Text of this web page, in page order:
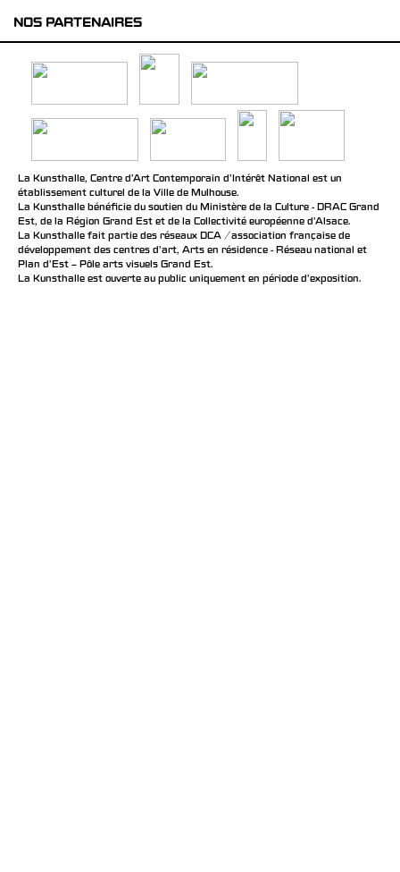
NOS PARTENAIRES
La Kunsthalle, Centre d’Art Contemporain d’Intérêt National est un
établissement culturel de la Ville de Mulhouse.
La Kunsthalle bénéficie du soutien du Ministère de la Culture - DRAC Grand
Est, de la Région Grand Est et de la Collectivité européenne d’Alsace.
La Kunsthalle fait partie des réseaux DCA / association française de
développement des centres d'art, Arts en résidence - Réseau national et
Plan d’Est – Pôle arts visuels Grand Est.
La Kunsthalle est ouverte au public uniquement en période d'exposition.